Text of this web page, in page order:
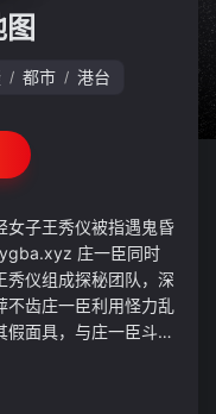
/ 都市 / 港台
女子王秀仪被指遇鬼昏
庄一臣同时
秀仪组成探秘团队，深
不齿庄一臣利用怪力乱
面具，与庄一臣斗气
子。风水师龙贵寻人